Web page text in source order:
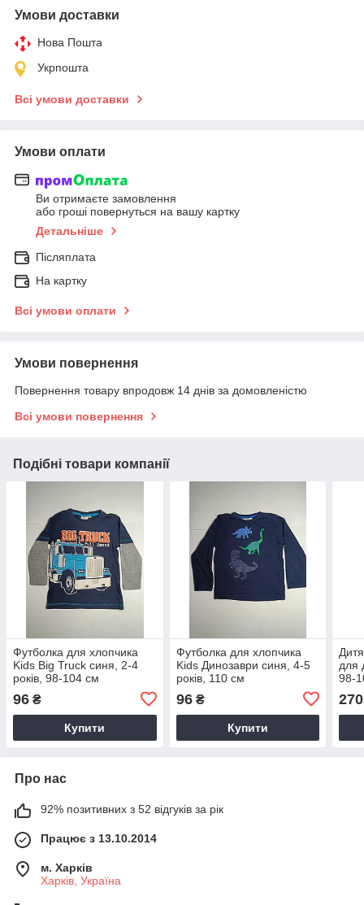
Умови доставки
Нова Пошта
Укрпошта
Всі умови доставки
Умови оплати
Ви отримаєте замовлення
або гроші повернуться на вашу картку
Детальніше
Післяплата
На картку
Всі умови оплати
Умови повернення
Повернення товару впродовж 14 днів за домовленістю
Всі умови повернення
Подібні товари компанії
Футболка для хлопчика
Kids Big Truck синя, 2-4
років, 98-104 см
96 ₴
Купити
Футболка для хлопчика
Kids Динозаври синя, 4-5
років, 110 см
96₴
Купити
для
98-
270
Про нас
92% позитивних з 52 відгуків за рік
Працює з 13.10.2014
м. Харків
Харків, Україна